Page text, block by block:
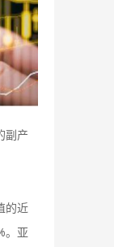
副产
的近
。亚